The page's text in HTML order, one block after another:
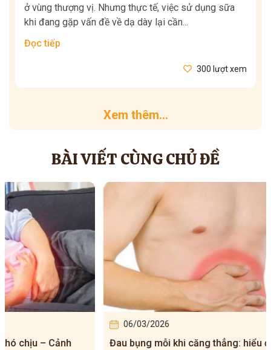
ở vùng thượng vị. Nhưng thực tế, việc sử dụng sữa
khi đang gặp vấn đề về dạ dày lại cần...
Đọc tiếp
300 lượt xem
Xem thêm...
BÀI VIẾT CÙNG CHỦ ĐỀ
Đau bụng mỗi khi căng thẳng: hiểu đúng lý do
5 cấp